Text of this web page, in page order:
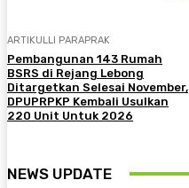
ARTIKULLI PARAPRAK
Pembangunan 143 Rumah
BSRS di Rejang Lebong
Ditargetkan Selesai November,
DPUPRPKP Kembali Usulkan
220 Unit Untuk 2026
NEWS UPDATE